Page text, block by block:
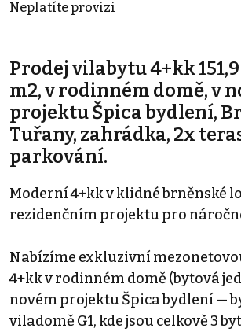
Neplatíte provizi
Prodej vilabytu 4+kk 151,9
m2, v rodinném domě, v
projektu Špica bydlení,
Tuřany, zahrádka, 2x
parkování.
Moderní 4+kk v klidné brněnské
rezidenčním projektu pro
Nabízíme exkluzivní
4+kk v rodinném domě (bytová
novém projektu Špica bydlení —
viladomě G1, kde jsou celkově 3